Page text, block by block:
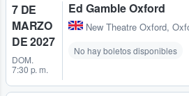
7 DE
MARZO
DE 2027
DOM.
7:30 p. m.
Ed Gamble Oxford
New Theatre Oxford,
No hay boletos disponibles